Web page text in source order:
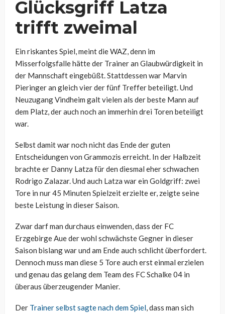
Glücksgriff Latza
trifft zweimal
Ein riskantes Spiel, meint die WAZ, denn im
Misserfolgsfalle hätte der Trainer an Glaubwürdigkeit in
der Mannschaft eingebüßt. Stattdessen war Marvin
Pieringer an gleich vier der fünf Treffer beteiligt. Und
Neuzugang Vindheim galt vielen als der beste Mann auf
dem Platz, der auch noch an immerhin drei Toren beteiligt
war.
Selbst damit war noch nicht das Ende der guten
Entscheidungen von Grammozis erreicht. In der Halbzeit
brachte er Danny Latza für den diesmal eher schwachen
Rodrigo Zalazar. Und auch Latza war ein Goldgriff: zwei
Tore in nur 45 Minuten Spielzeit erzielte er, zeigte seine
beste Leistung in dieser Saison.
Zwar darf man durchaus einwenden, dass der FC
Erzgebirge Aue der wohl schwächste Gegner in dieser
Saison bislang war und am Ende auch schlicht überfordert.
Dennoch muss man diese 5 Tore auch erst einmal erzielen
und genau das gelang dem Team des FC Schalke 04 in
überaus überzeugender Manier.
Der Trainer selbst sagte nach dem Spiel, dass man sich